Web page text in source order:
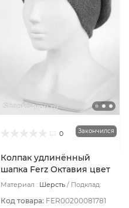
0 Закончился
Колпак удлинённый
шапка Ferz Октавия цвет
Коралловый
Материал : Шерсть
Подклад:
Код товара: FER00200081781